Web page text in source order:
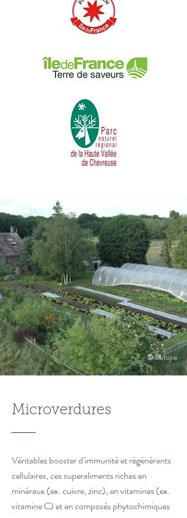
© Blutopia
Microverdures
Véritables booster d’immunité et régénérants
cellulaires, ces superaliments riches en
minéraux (ex. cuivre, zinc), en vitamines (ex.
vitamine C) et en composés phytochimiques